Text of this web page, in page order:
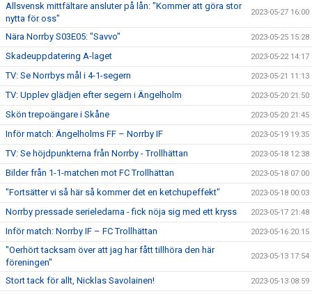
Allsvensk mittfältare ansluter på lån: "Kommer att göra stor
nytta för oss"
2023-05-27 16:00
Nära Norrby S03E05: "Savvo" 2023-05-25 15:28
Skadeuppdatering A-laget 2023-05-22 14:17
TV: Se Norrbys mål i 4-1-segern 2023-05-21 11:13
TV: Upplev glädjen efter segern i Ängelholm 2023-05-20 21:50
Skön trepoängare i Skåne 2023-05-20 21:45
Inför match: Ängelholms FF – Norrby IF 2023-05-19 19:35
TV: Se höjdpunkterna från Norrby - Trollhättan 2023-05-18 12:38
Bilder från 1-1-matchen mot FC Trollhättan 2023-05-18 07:00
"Fortsätter vi så här så kommer det en ketchupeffekt" 2023-05-18 00:03
Norrby pressade serieledarna - fick nöja sig med ett kryss 2023-05-17 21:48
Inför match: Norrby IF – FC Trollhättan 2023-05-16 20:15
"Oerhört tacksam över att jag har fått tillhöra den här
föreningen"
2023-05-13 17:54
Stort tack för allt, Nicklas Savolainen! 2023-05-13 08:59